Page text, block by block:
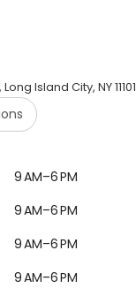
Island City, NY 11101
9 AM–6 PM
9 AM–6 PM
9 AM–6 PM
9 AM–6 PM